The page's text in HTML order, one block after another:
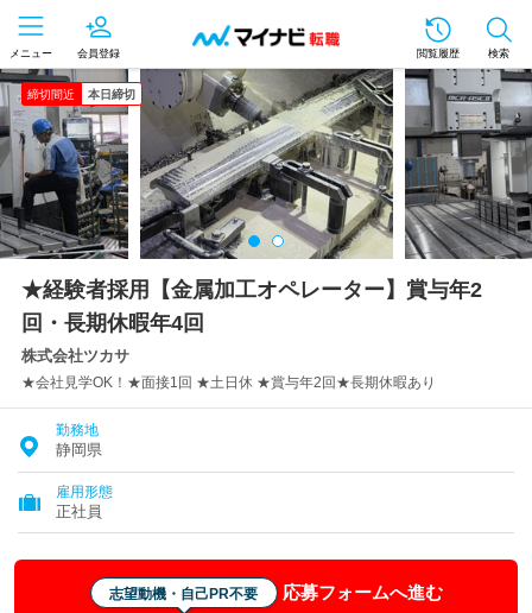
メニュー 会員登録 閲覧履歴 検索
締切間近 本日締切
★経験者採用【金属加工オペレーター】賞与年2
回・長期休暇年4回
株式会社ツカサ
★会社見学OK！★面接1回 ★土日休 ★賞与年2回★長期休暇あり
勤務地
静岡県
雇用形態
正社員
志望動機・自己PR不要 応募フォームへ進む